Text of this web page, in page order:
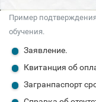
Пример подтверждения
обучения.
Заявление.
Квитанция об
Загранпаспорт